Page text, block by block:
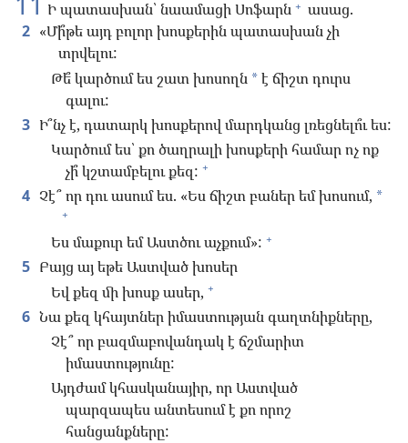
Ի պատասխան՝ նաամացի Սոֆարն + ասաց.
2 «Մի՞թե այդ բոլոր խոսքերին պատասխան չի
տրվելու:
Թե՞ կարծում ես շատ խոսողն *է ճիշտ դուրս
գալու:
3 Ի՞նչ է, դատարկ խոսքերով մարդկանց լռեցնելո՞ւ ես:
Կարծում ես՝ քո ծաղրալի խոսքերի համար ոչ ոք
չի՞ կշտամբելու քեզ: +
4 Չէ՞ որ դու ասում ես. «Ես ճիշտ բաներ եմ խոսում, *
+
Ես մաքուր եմ Աստծու աչքում»: +
5 Բայց այ եթե Աստված խոսեր
Եվ քեզ մի խոսք ասեր, +
6 Նա քեզ կհայտներ իմաստության գաղտնիքները,
Չէ՞ որ բազմաբովանդակ է ճշմարիտ
իմաստությունը:
Այդժամ կհասկանայիր, որ Աստված
պարզապես անտեսում է քո որոշ
հանցանքները: